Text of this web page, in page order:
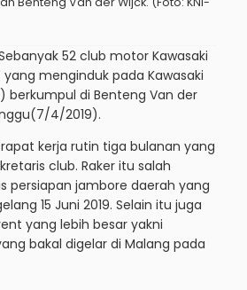
52 club motor Kawasaki
yang menginduk pada Kawasaki
berkumpul di Benteng Van der
4/2019).
kerja rutin tiga bulanan yang
club. Raker itu salah
persiapan jambore daerah yang
15 Juni 2019. Selain itu juga
yang lebih besar yakni
bakal digelar di Malang pada